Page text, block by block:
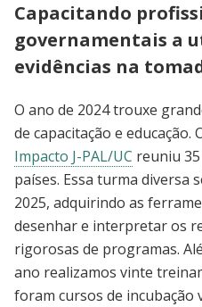
Capacitando
governamentais a
evidências na
O ano de 2024 trouxe
de capacitação e educação.
Impacto J-PAL/UC reuniu
países. Essa turma diversa
2025, adquirindo as
desenhar e interpretar os
rigorosas de programas.
ano realizamos vinte
foram cursos de incubação